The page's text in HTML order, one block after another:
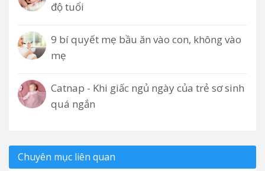
độ tuổi
9 bí quyết mẹ bầu ăn vào con, không vào
mẹ
Catnap - Khi giấc ngủ ngày của trẻ sơ sinh
quá ngắn
Chuyên mục liên quan